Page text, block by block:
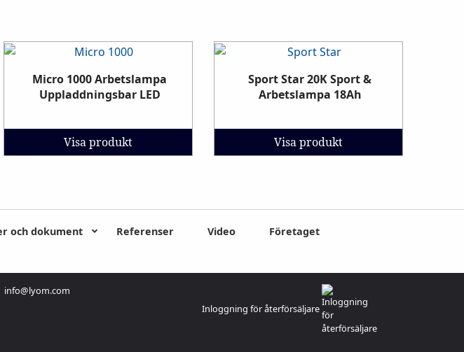
Micro 1000 Arbetslampa
Uppladdningsbar LED
Visa produkt
Sport Star 20K Sport &
Arbetslampa 18Ah
Visa produkt
och dokument Referenser Video
Företaget
info@lyom.com
Inloggning för återförsäljare